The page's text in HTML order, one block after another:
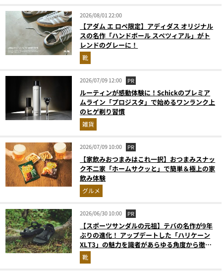
2026/08/01 22:00
【アダム エ ロペ限定】アディダス オリジナル
スの名作「ハンドボール スペツィアル」がト
レンドのグレーに！
靴
2026/07/09 12:00 PR
ルーティンが感動体験に！Schickのプレミア
ムライン「プロジスタ」で始めるワンランク上
のヒゲ剃り習慣
雑貨
2026/07/09 10:00 PR
【家飲みおつまみはこれ一択】おつまみスナッ
ク不二家「ホームサクッと」で簡単＆極上の家
飲み体験
グルメ
2026/06/30 10:00 PR
【スポーツサンダルの元祖】テバの名作が9年
ぶりの進化！ アップデートした「ハリケーン
XLT3」の魅力を識者があらゆる角度から徹底
解説！
靴